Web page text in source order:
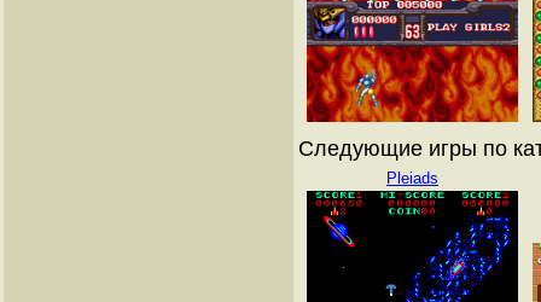
Следующие игры по
Pleiads